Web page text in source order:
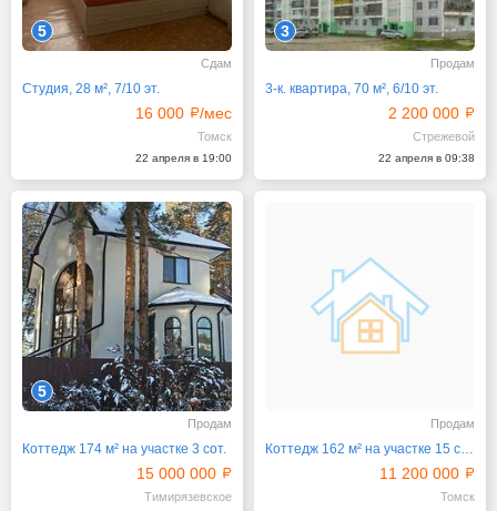
5
Сдам
Студия, 28 м², 7/10 эт.
16 000 /мес
Томск
22 апреля в 19:00
3
Продам
3-к. квартира, 70 м², 6/10 эт.
2 200 000
Стрежевой
22 апреля в 09:38
5
Продам
Коттедж 174 м² на участке 3 сот.
15 000 000
Тимирязевское
Продам
Коттедж 162 м² на участке 15 сот.
11 200 000
Томск